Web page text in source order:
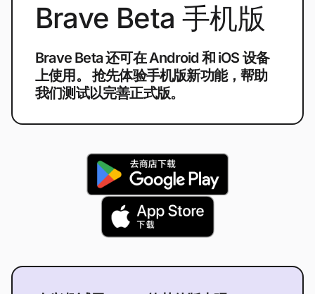
Brave Beta 手机版
Brave Beta 还可在 Android 和 iOS 设备
上使用。 抢先体验手机版新功能，帮助
我们测试以完善正式版。